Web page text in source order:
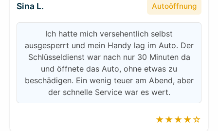
Sina L. Autoöffnung
Ich hatte mich versehentlich selbst
ausgesperrt und mein Handy lag im Auto. Der
Schlüsseldienst war nach nur 30 Minuten da
und öffnete das Auto, ohne etwas zu
beschädigen. Ein wenig teuer am Abend, aber
der schnelle Service war es wert.
★★★★☆